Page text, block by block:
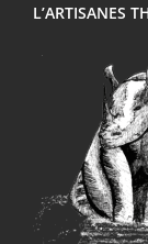
L’ARTISANES